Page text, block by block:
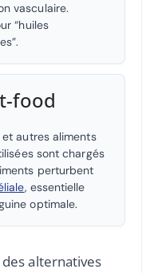
vasculaire.
“huiles
food
autres aliments
sont chargés
perturbent
, essentielle
optimale.
alternatives